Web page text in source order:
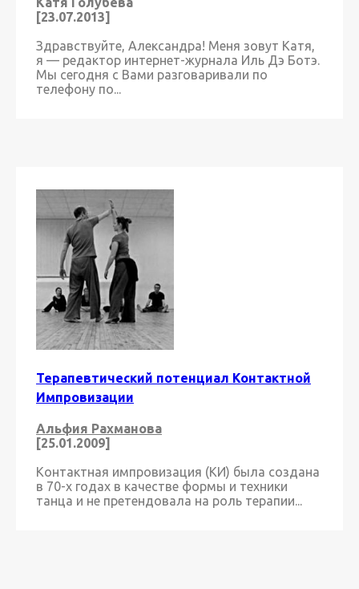
[23.07.2013]
Здравствуйте, Александра! Меня зовут Катя,
я — редактор интернет-журнала Иль Дэ Ботэ.
Мы сегодня с Вами разговаривали по
телефону по...
Терапевтический потенциал Контактной
Импровизации
Альфия Рахманова
[25.01.2009]
Контактная импровизация (КИ) была создана
в 70-х годах в качестве формы и техники
танца и не претендовала на роль терапии...